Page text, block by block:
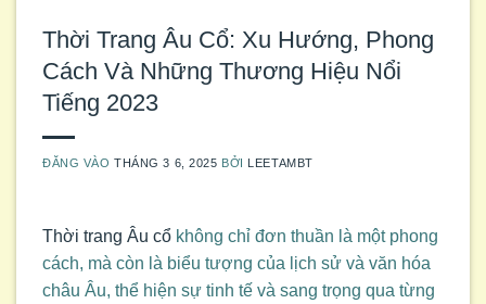
Thời Trang Âu Cổ: Xu Hướng, Phong
Cách Và Những Thương Hiệu Nổi
Tiếng 2023
ĐĂNG VÀOTHÁNG 3 6, 2025 BỞI LEETAMBT
Thời trang Âu cổ không chỉ đơn thuần là một phong
cách, mà còn là biểu tượng của lịch sử và văn hóa
châu Âu, thể hiện sự tinh tế và sang trọng qua từng